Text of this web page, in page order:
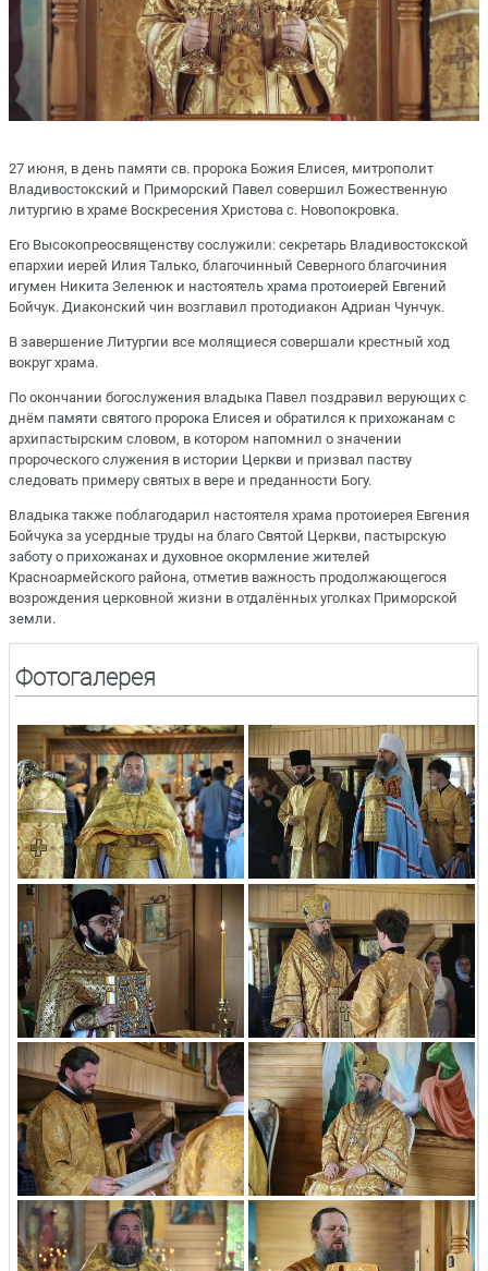
27 июня, в день памяти св. пророка Божия Елисея, митрополит
Владивостокский и Приморский Павел совершил Божественную
литургию в храме Воскресения Христова с. Новопокровка.
Его Высокопреосвященству сослужили: секретарь Владивостокской
епархии иерей Илия Талько, благочинный Северного благочиния
игумен Никита Зеленюк и настоятель храма протоиерей Евгений
Бойчук. Диаконский чин возглавил протодиакон Адриан Чунчук.
В завершение Литургии все молящиеся совершали крестный ход
вокруг храма.
По окончании богослужения владыка Павел поздравил верующих с
днём памяти святого пророка Елисея и обратился к прихожанам с
архипастырским словом, в котором напомнил о значении
пророческого служения в истории Церкви и призвал паству
следовать примеру святых в вере и преданности Богу.
Владыка также поблагодарил настоятеля храма протоиерея Евгения
Бойчука за усердные труды на благо Святой Церкви, пастырскую
заботу о прихожанах и духовное окормление жителей
Красноармейского района, отметив важность продолжающегося
возрождения церковной жизни в отдалённых уголках Приморской
земли.
Фотогалерея